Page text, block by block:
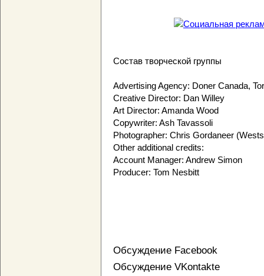
Состав творческой группы
Advertising Agency: Doner Canada,
Creative Director: Dan Willey
Art Director: Amanda Wood
Copywriter: Ash Tavassoli
Photographer: Chris Gordaneer
Other additional credits:
Account Manager: Andrew Simon
Producer: Tom Nesbitt
Обсуждение Facebook
Обсуждение VKontakte